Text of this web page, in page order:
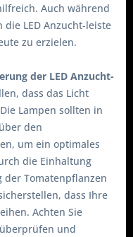
Auch während
LED Anzucht-leiste
zu erzielen.
der LED Anzucht-
dass das Licht
Lampen sollten in
den
um ein optimales
die Einhaltung
Tomatenpflanzen
dass Ihre
Achten Sie
und